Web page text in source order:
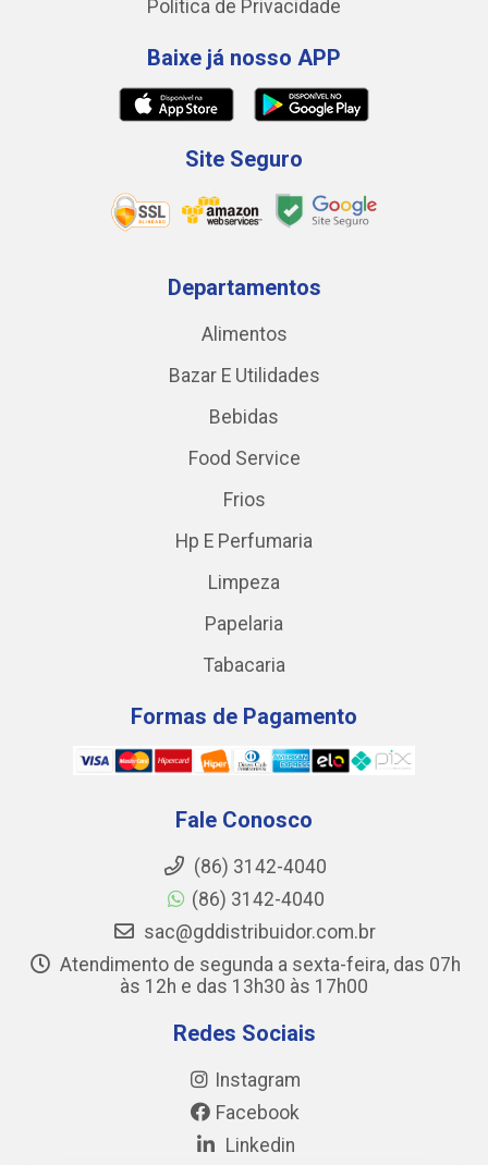
Política de Privacidade
Baixe já nosso APP
Site Seguro
Departamentos
Alimentos
Bazar E Utilidades
Bebidas
Food Service
Frios
Hp E Perfumaria
Limpeza
Papelaria
Tabacaria
Formas de Pagamento
Fale Conosco
(86) 3142-4040
(86) 3142-4040
sac@gddistribuidor.com.br
Atendimento de segunda a sexta-feira, das 07h
às 12h e das 13h30 às 17h00
Redes Sociais
Instagram
Facebook
Linkedin